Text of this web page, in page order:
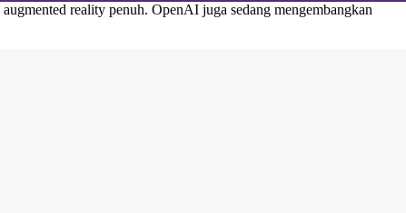
reality penuh. OpenAI juga sedang mengembangkan